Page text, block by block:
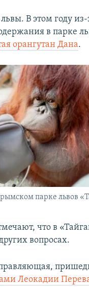
В этом году из-
в парке
орангутан Дана.
парке львов
что в
вопросах.
Леокадии